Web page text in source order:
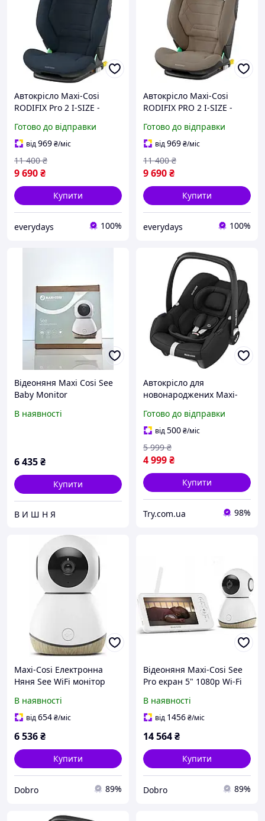
Автокрісло Maxi-Cosi
RODIFIX Pro 2 I-SIZE -
(8800477110) Нове!
Готово до відправки
від969₴/міс
9 690₴
11 400 ₴
Купити
everydays 100%
Автокрісло Maxi-Cosi
RODIFIX PRO 2 I-SIZE -
(8800251110) Нове!
Готово до відправки
від969₴/міс
9 690₴
11 400 ₴
Купити
everydays 100%
Відеоняня Maxi Cosi See
Baby Monitor
В наявності
6 435₴
Купити
В И Ш Н Я
Автокрісло для
новонароджених Maxi-
група 0+ (0-12 кг)
Готово до відправки
від500₴/міс
4 999₴
5 999 ₴
Купити
Try.com.ua 98%
Maxi-Cosi Електронна
Няня See WiFi монітор
В наявності
від654₴/міс
6 536₴
Купити
Dobro 89%
Відеоняня Maxi-Cosi See
Pro екран 5" 1080p Wi-Fi
В наявності
від 1456₴/міс
14 564₴
Купити
Dobro 89%